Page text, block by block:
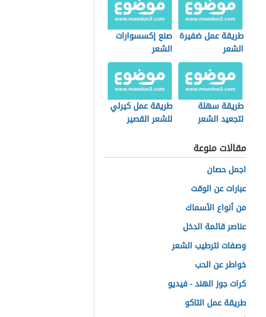
طريقة عمل ضفيرة
الشعر
صنع إكسسوارات
الشعر
طريقة سهلة
لتجعيد الشعر
طريقة عمل كيرلي
للشعر القصير
مقالات منوعة
اجمل حصان
عبارات عن الوقت
من أنواع الأسماك
عناصر قائمة الدخل
وصفات لترطيب الشعر
خواطر عن الحب
كرات جوز الهند - فيديو
طريقة عمل التاكو